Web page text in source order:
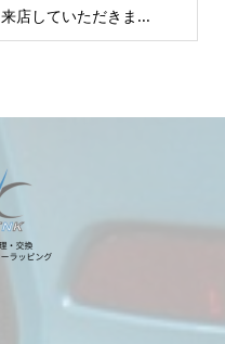
来店していただきま...